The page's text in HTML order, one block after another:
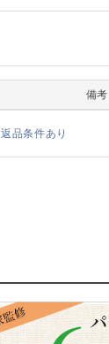
備考
返品条件あり